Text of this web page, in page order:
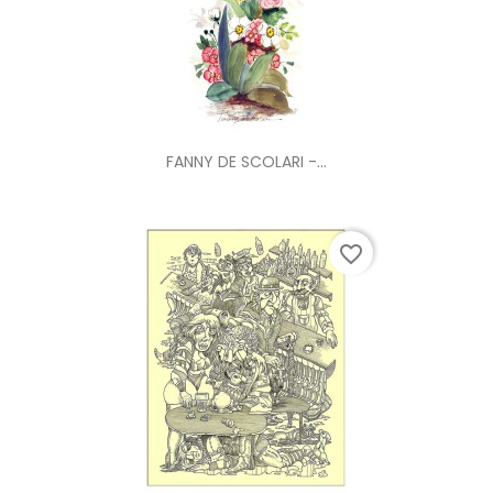
FANNY DE SCOLARI -...
favorite_border